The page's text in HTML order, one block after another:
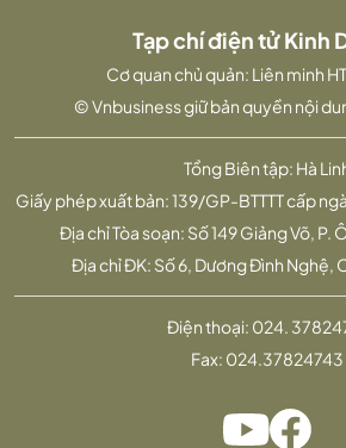
Tổng Biên tập: Hà
Giấy phép xuất bản: 139/GP-BTTTT cấp
Địa chỉ Tòa soạn: Số 149 Giảng Võ, P.
Địa chỉ ĐK: Số 6, Dương Đình Nghệ,
Tạp chí điện tử Kinh
Cơ quan chủ quản: Liên minh
© Vnbusiness giữ bản quyền nội
Điện thoại: 024.
Fax: 024.37824743